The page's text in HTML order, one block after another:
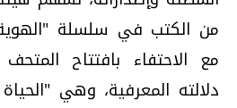
من الكتب في سلسلة
مع الاحتفاء بافتتاح
دلالته المعرفية، وهي